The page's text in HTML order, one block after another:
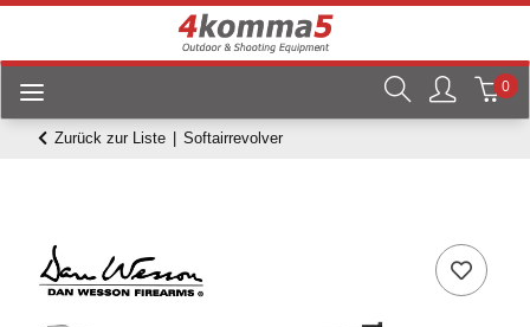
0
Zurück zur Liste Softairrevolver